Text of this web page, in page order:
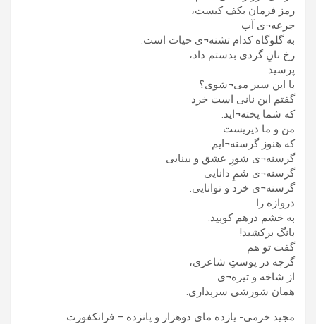
رمز فرمان بکف کیست،
جرعه¬ی آب
به گلوگاه کدام تشنه¬ی حیات است.
رخ نانِ گردی بدستم داد،
پرسید
با این سیر می¬شوی؟
گفتم این نانی است خرد
که شما پخته¬اید.
من و ما دیریست
که هنوز گرسنه¬ایم.
گرسنه¬ی شورِ عشق و بینایی
گرسنه¬ی شمِ دانایی
گرسنه¬ی خرد و توانایی.
دروازه را
به خشم درهم کوبید.
بانگ برکشید!
گفت تو هم
گرچه در پوستِ شاعری،
از شاخه و تیره¬ی
همان شورشی سربداری.
مجید خرمی- یازده مای دوهزار و پانزده – فرانکفورت